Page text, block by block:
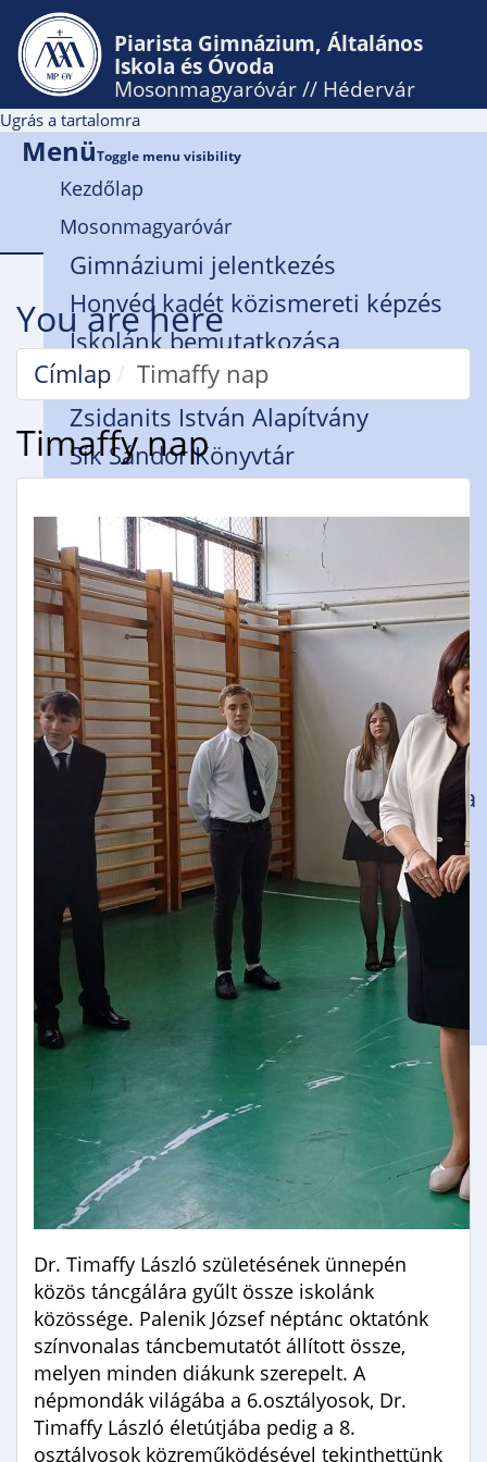
Piarista Gimnázium, Általános
Iskola és Óvoda
Mosonmagyaróvár // Hédervár
Ugrás a tartalomra
MenüToggle menu visibility
Kezdőlap
Mosonmagyaróvár
Gimnáziumi jelentkezés
Honvéd kadét közismereti képzés
Iskolánk bemutatkozása
Rendház
Zsidanits István Alapítvány
Sík Sándor Könyvtár
Hédervár
Napsugár Óvoda
Timaffy László Tagiskola
Tagiskolánk dolgozói
Hédervári Gyermekek Neveléséért
Alapítvány
Pályázatok
Piarista Gimnázium, Általános Iskola
és Óvoda
Mosonmagyaróvári Piarista
Rendház
Zsidanits István Alapítvány
Gimnáziumi jelentkezés
Erasmus+
You are here
Címlap Timaffy nap
Timaffy nap
Dr. Timaffy László születésének ünnepén
közös táncgálára gyűlt össze iskolánk
közössége. Palenik József néptánc oktatónk
színvonalas táncbemutatót állított össze,
melyen minden diákunk szerepelt. A
népmondák világába a 6.osztályosok, Dr.
Timaffy László életútjába pedig a 8.
osztályosok közreműködésével tekinthettünk